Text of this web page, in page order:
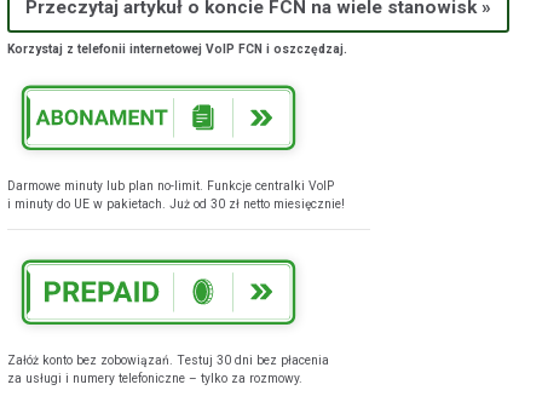
Przeczytaj artykuł o koncie FCN na wiele stanowisk »
Korzystaj z telefonii internetowej VoIP FCN i oszczędzaj.
Darmowe minuty lub plan no-limit. Funkcje centralki VoIP
i minuty do UE w pakietach. Już od 30 zł netto miesięcznie!
Załóż konto bez zobowiązań. Testuj 30 dni bez płacenia
za usługi i numery telefoniczne – tylko za rozmowy.